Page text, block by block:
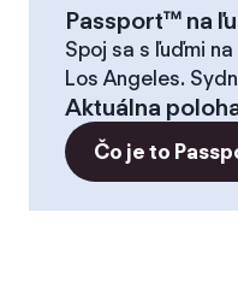
Passport™ na
Spoj sa s ľuďmi
Los Angeles.
Aktuálna
Čo je to